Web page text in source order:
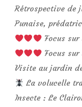
Rétrospective de
Punaise,
Focus
Focus
Visite au jardin
La volucelle
Insecte : Le